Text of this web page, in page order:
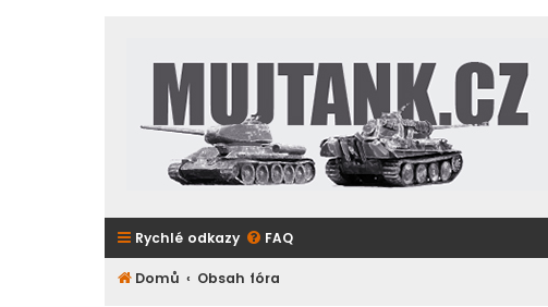
Rychlé odkazy FAQ
Domů Obsah fóra